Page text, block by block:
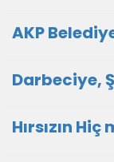
AKP
Darbeciye,
Hırsızın